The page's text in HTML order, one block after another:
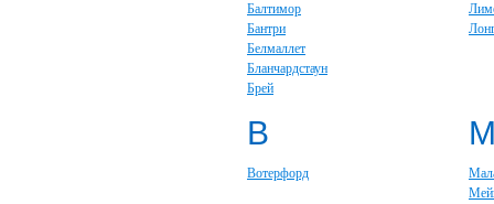
Балтимор
Бантри
Белмаллет
Бланчардстаун
Брей
В
Вотерфорд